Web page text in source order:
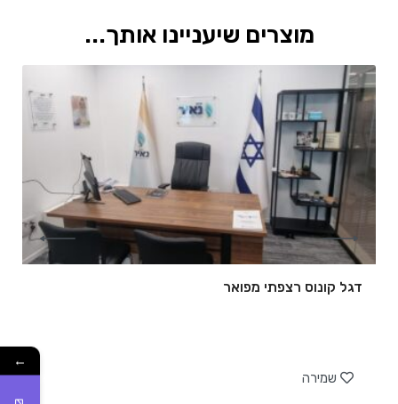
מוצרים שיעניינו אותך...
דגל קונוס רצפתי מפואר
שמירה
←